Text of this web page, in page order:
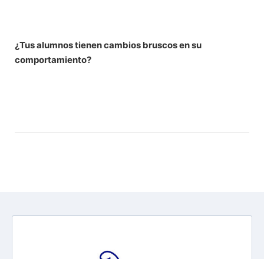
¿Tus alumnos tienen cambios bruscos en su
comportamiento?